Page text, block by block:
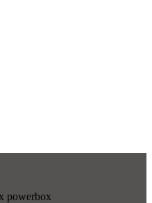
powerbox